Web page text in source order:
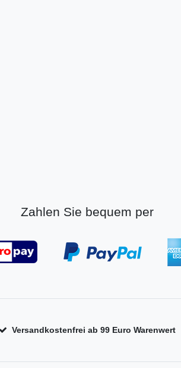
Zahlen Sie bequem per
Versandkostenfrei ab 99 Euro Warenwert